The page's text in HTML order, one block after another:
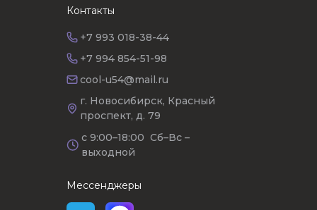
+7 994 854-51-98
+7 993 018-38-44
cool-u54@mail.ru
г. Новосибирск, Красный
проспект, д. 79
с 9:00–18:00 Сб–Вс –
выходной
Контакты
Мессенджеры